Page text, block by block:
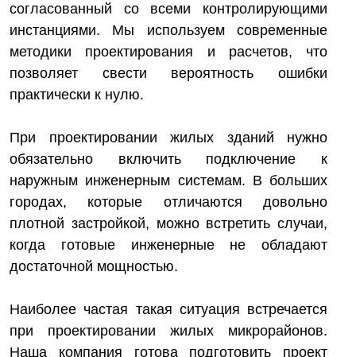
согласованный со всеми контролирующими
инстанциями. Мы используем современные
методики проектирования и расчетов, что
позволяет свести вероятность ошибки
практически к нулю.
При проектировании жилых зданий нужно
обязательно включить подключение к
наружным инженерным системам. В больших
городах, которые отличаются довольно
плотной застройкой, можно встретить случаи,
когда готовые инженерные не обладают
достаточной мощностью.
Наиболее частая такая ситуация встречается
при проектировании жилых микрорайонов.
Наша компания готова подготовить проект